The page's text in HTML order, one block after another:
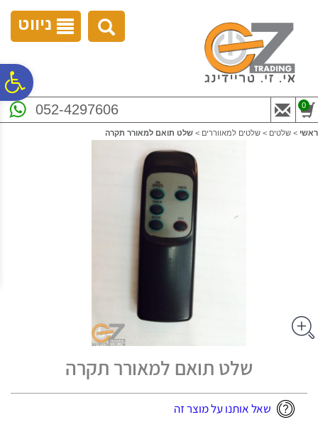
נגישות
ניווט
052-4297606 0
ראשי > שלטים > שלטים למאווררים > שלט תואם למאורר תקרה
שלט תואם למאורר תקרה
שאל אותנו על מוצר זה